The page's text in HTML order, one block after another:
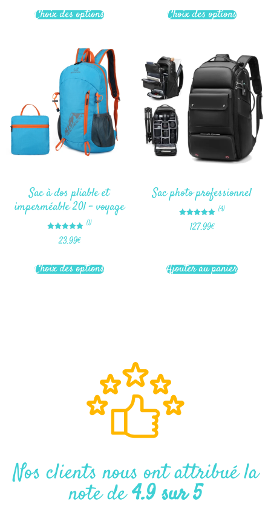
Choix des options Choix des options
Sac à dos pliable et
imperméable 20l – voyage
Note
5.00
(1)
23.99€
Choix des options
Sac photo professionnel
Note
5.00
(4)
127.99€
Ajouter au panier
Nos clients nous ont attribué la
note de4.9 sur 5